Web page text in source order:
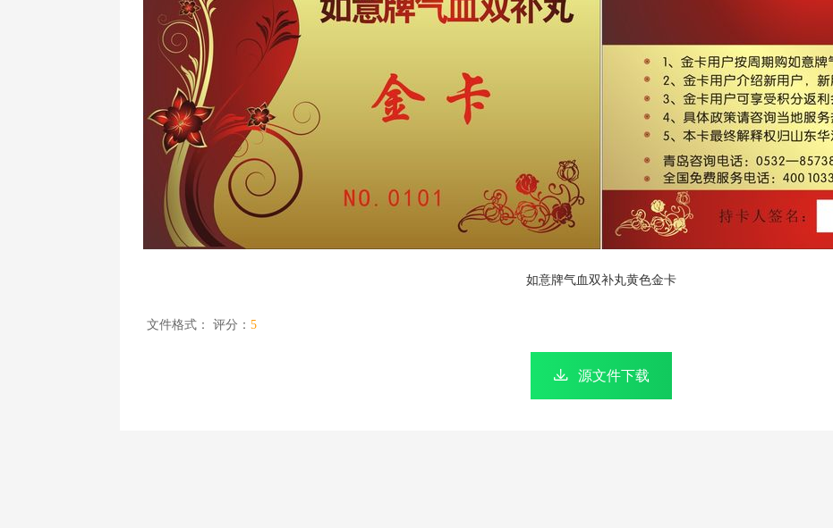
如意牌气血双补丸黄色金卡
文件格式： 评分：5
 源文件下载